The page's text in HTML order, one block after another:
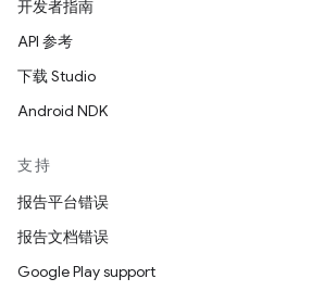
开发者指南
API 参考
下载 Studio
Android NDK
支持
报告平台错误
报告文档错误
Google Play support